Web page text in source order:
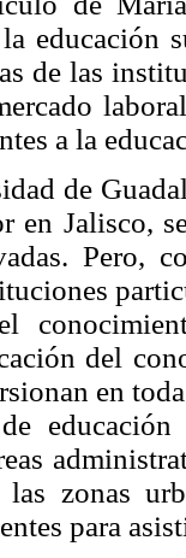
educación
de las
a la
de
en Jalisco,
Pero,
del
en
las zonas
para